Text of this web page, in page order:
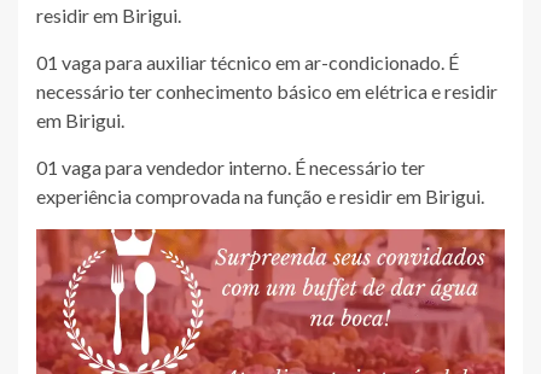
residir em Birigui.
01 vaga para auxiliar técnico em ar-condicionado. É
necessário ter conhecimento básico em elétrica e residir
em Birigui.
01 vaga para vendedor interno. É necessário ter
experiência comprovada na função e residir em Birigui.